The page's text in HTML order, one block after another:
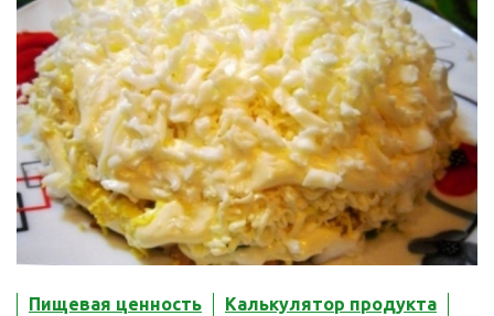
Пищевая ценность Калькулятор продукта